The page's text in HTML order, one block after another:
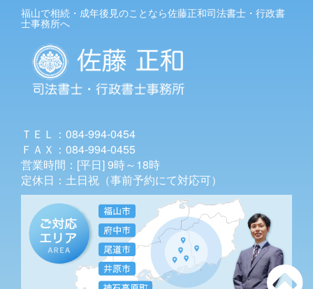
福山で相続・成年後見のことなら佐藤正和司法書士・行政書
士事務所へ
ＴＥＬ：084-994-0454
ＦＡＸ：084-994-0455
営業時間：[平日] 9時～18時
定休日：土日祝（事前予約にて対応可）